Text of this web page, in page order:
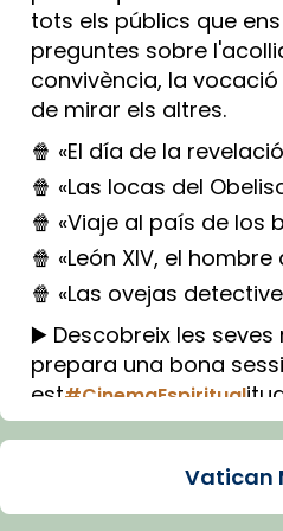
tots els públics que
preguntes sobre
convivència, la
de mirar els altres.
🍿 «El día de la
🍿 «Las locas del
🍿 «Viaje al país de los
🍿 «León XIV, el
🍿 «Las ovejas
▶️ Descobreix les
prepara una bona
est#CinemaEspiritual
Imatge: Generada
Vatican